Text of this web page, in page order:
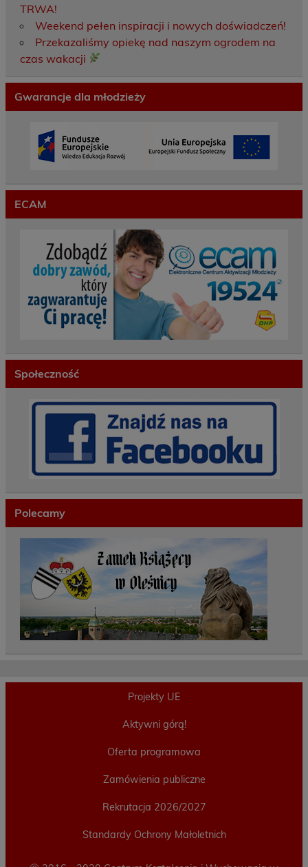
TRWA!
Weekend pełen inspiracji i nowych doświadczeń!
Przekazaliśmy opiekę nad naszym ogrodem na
czas wakacji
Gwarancje dla młodzieży
ECAM
Społeczność
Polecamy
Projekty UE
Aktywni górą!
Oferta programowa
Zamówienia publiczne
Rekrutacja 2026/2027
Standardy Ochrony Małoletnich